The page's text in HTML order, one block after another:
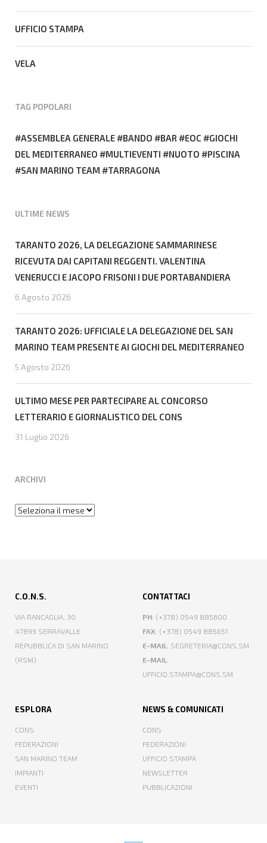
UFFICIO STAMPA
VELA
TAG POPOLARI
ASSEMBLEA GENERALE BANDO BAR EOC
GIOCHI
DEL MEDITERRANEO
MULTIEVENTI NUOTO
PISCINA
SAN MARINO TEAM
TARRAGONA
ULTIME NEWS
TARANTO 2026, LA DELEGAZIONE SAMMARINESE
RICEVUTA DAI CAPITANI REGGENTI. VALENTINA
VENERUCCI E JACOPO FRISONI I DUE PORTABANDIERA
6 Agosto 2026
TARANTO 2026: UFFICIALE LA DELEGAZIONE DEL SAN
MARINO TEAM PRESENTE AI GIOCHI DEL MEDITERRANEO
5 Agosto 2026
ULTIMO MESE PER PARTECIPARE AL CONCORSO
LETTERARIO E GIORNALISTICO DEL CONS
31 Luglio 2026
ARCHIVI
Archivi
C.O.N.S.
VIA RANCAGLIA, 30
47899 SERRAVALLE
REPUBBLICA DI SAN MARINO
(RSM)
CONTATTACI
PH: (+378) 0549 885600
FAX: (+378) 0549 885651
E-MAIL: SEGRETERIA@CONS.SM
E-MAIL:
UFFICIO.STAMPA@CONS.SM
ESPLORA
CONS
FEDERAZIONI
SAN MARINO TEAM
IMPIANTI
EVENTI
NEWS & COMUNICATI
CONS
FEDERAZIONI
UFFICIO STAMPA
NEWSLETTER
PUBBLICAZIONI